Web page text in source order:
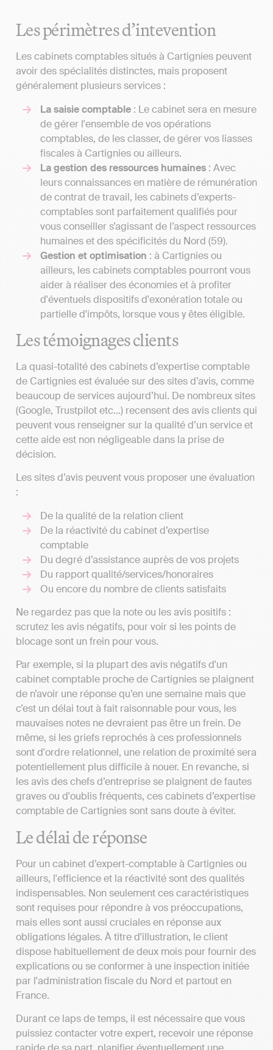
Les périmètres d’intevention
Les cabinets comptables situés à Cartignies peuvent
avoir des spécialités distinctes, mais proposent
généralement plusieurs services :
La saisie comptable : Le cabinet sera en mesure
de gérer l'ensemble de vos opérations
comptables, de les classer, de gérer vos liasses
fiscales à Cartignies ou ailleurs.
La gestion des ressources humaines : Avec
leurs connaissances en matière de rémunération
de contrat de travail, les cabinets d’experts-
comptables sont parfaitement qualifiés pour
vous conseiller s’agissant de l’aspect ressources
humaines et des spécificités du Nord (59).
Gestion et optimisation : à Cartignies ou
ailleurs, les cabinets comptables pourront vous
aider à réaliser des économies et à profiter
d'éventuels dispositifs d'exonération totale ou
partielle d'impôts, lorsque vous y êtes éligible.
Les témoignages clients
La quasi-totalité des cabinets d’expertise comptable
de Cartignies est évaluée sur des sites d’avis, comme
beaucoup de services aujourd’hui. De nombreux sites
(Google, Trustpilot etc...) recensent des avis clients qui
peuvent vous renseigner sur la qualité d’un service et
cette aide est non négligeable dans la prise de
décision.
Les sites d’avis peuvent vous proposer une évaluation
:
De la qualité de la relation client
De la réactivité du cabinet d’expertise
comptable
Du degré d’assistance auprès de vos projets
Du rapport qualité/services/honoraires
Ou encore du nombre de clients satisfaits
Ne regardez pas que la note ou les avis positifs :
scrutez les avis négatifs, pour voir si les points de
blocage sont un frein pour vous.
Par exemple, si la plupart des avis négatifs d'un
cabinet comptable proche de Cartignies se plaignent
de n’avoir une réponse qu’en une semaine mais que
c’est un délai tout à fait raisonnable pour vous, les
mauvaises notes ne devraient pas être un frein. De
même, si les griefs reprochés à ces professionnels
sont d'ordre relationnel, une relation de proximité sera
potentiellement plus difficile à nouer. En revanche, si
les avis des chefs d’entreprise se plaignent de fautes
graves ou d'oublis fréquents, ces cabinets d’expertise
comptable de Cartignies sont sans doute à éviter.
Le délai de réponse
Pour un cabinet d’expert-comptable à Cartignies ou
ailleurs, l'efficience et la réactivité sont des qualités
indispensables. Non seulement ces caractéristiques
sont requises pour répondre à vos préoccupations,
mais elles sont aussi cruciales en réponse aux
obligations légales. À titre d'illustration, le client
dispose habituellement de deux mois pour fournir des
explications ou se conformer à une inspection initiée
par l'administration fiscale du Nord et partout en
France.
Durant ce laps de temps, il est nécessaire que vous
puissiez contacter votre expert, recevoir une réponse